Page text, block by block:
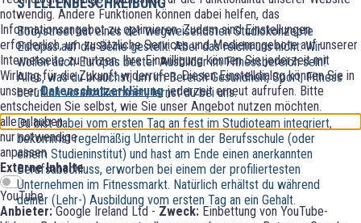
notwendig. Andere Funktionen können dabei helfen, das
Informationsangebot zu optimieren. Zudem sind Einstellungen
erforderlich, um zusätzliche Services und Medienangebote auf unserer
Internetseite zu nutzen. Ihre Einwilligung können Sie jederzeit mit
Wirkung für die Zukunft widerrufen. Diesen Einstelldialog können Sie in
unsererDatenschutzerklärungjederzeit erneut aufrufen. Bitte
entscheiden Sie selbst, wie Sie unser Angebot nutzen möchten.
alle erlauben
nur notwendige
anpassen
Externe Inhalte
YouTube
Anbieter:Google Ireland Ltd - Zweck: Einbettung von YouTube-
Bodystreet hat eines der wegweisendsten Studiokonzepte
Europas auf die Beine gestellt. Aber das reicht uns nicht: Wir
wollen auch Europas bester Ausbilder im Fitnessbereich sein!
Alles, was du brauchst, um im Bereich Gesundheit, Sport, Fitness
beruflich voranzukommen, lernst du bei uns.
Du bist dabei vom ersten Tag an fest im Studioteam integriert,
bekommst regelmäßig Unterricht in der Berufsschule (oder
einem Studieninstitut) und hast am Ende einen anerkannten
Berufsabschluss, erworben bei einem der profiliertesten
Unternehmen im Fitnessmarkt. Natürlich erhältst du während
deiner (Lehr-) Ausbildung vom ersten Tag an ein Gehalt.